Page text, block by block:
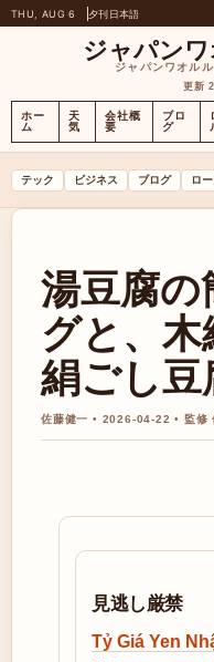
THU, AUG 6 夕刊日本語
ジャパン
ジャパンワオル
更新
ホー
ム
天
気
会社概
要
ブロ
グ
テック ビジネス ブログ ロ
湯豆腐
グと、木
絹ごし
佐藤健一 • 2026-04-22 • 監修
見逃し厳禁
Tỷ Giá Yen